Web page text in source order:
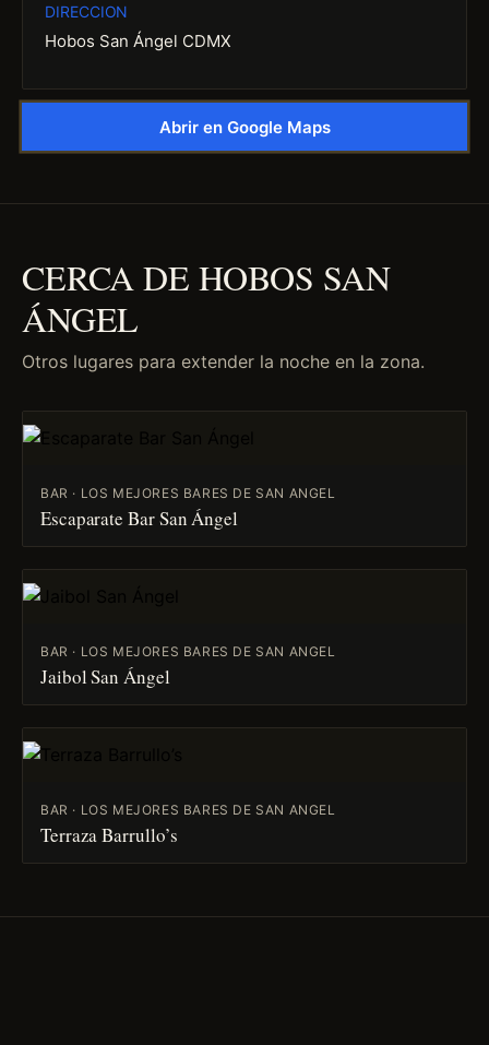
DIRECCION
Hobos San Ángel CDMX
Abrir en Google Maps
CERCA DE HOBOS SAN
ÁNGEL
Otros lugares para extender la noche en la zona.
BAR · LOS MEJORES BARES DE SAN ANGEL
Escaparate Bar San Ángel
BAR · LOS MEJORES BARES DE SAN ANGEL
Jaibol San Ángel
BAR · LOS MEJORES BARES DE SAN ANGEL
Terraza Barrullo’s